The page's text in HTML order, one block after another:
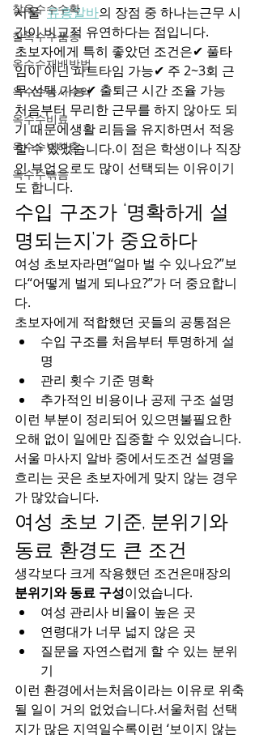
찰옥수수수확
찰옥수수품종
옥수수재배방법
옥수수농사수익
옥수수비료
옥수수병해충
옥수수솎음
서울 유흥알바의 장점 중 하나는근무 시
간이 비교적 유연하다는 점입니다.
초보자에게 특히 좋았던 조건은✔ 풀타
임이 아닌 파트타임 가능✔ 주 2~3회 근
무 선택 가능✔ 출퇴근 시간 조율 가능
처음부터 무리한 근무를 하지 않아도 되
기 때문에생활 리듬을 유지하면서 적응
할 수 있었습니다.이 점은 학생이나 직장
인 부업으로도 많이 선택되는 이유이기
도 합니다.
수입 구조가 ‘명확하게 설
명되는지’가 중요하다
여성 초보자라면“얼마 벌 수 있나요?”보
다“어떻게 벌게 되나요?”가 더 중요합니
다.
초보자에게 적합했던 곳들의 공통점은
수입 구조를 처음부터 투명하게 설
명
관리 횟수 기준 명확
추가적인 비용이나 공제 구조 설명
이런 부분이 정리되어 있으면불필요한
오해 없이 일에만 집중할 수 있었습니다.
서울 마사지 알바 중에서도조건 설명을
흐리는 곳은 초보자에게 맞지 않는 경우
가 많았습니다.
여성 초보 기준, 분위기와
동료 환경도 큰 조건
생각보다 크게 작용했던 조건은매장의
분위기와 동료 구성이었습니다.
여성 관리사 비율이 높은 곳
연령대가 너무 넓지 않은 곳
질문을 자연스럽게 할 수 있는 분위
기
이런 환경에서는처음이라는 이유로 위축
될 일이 거의 없었습니다.서울처럼 선택
지가 많은 지역일수록이런 ‘보이지 않는